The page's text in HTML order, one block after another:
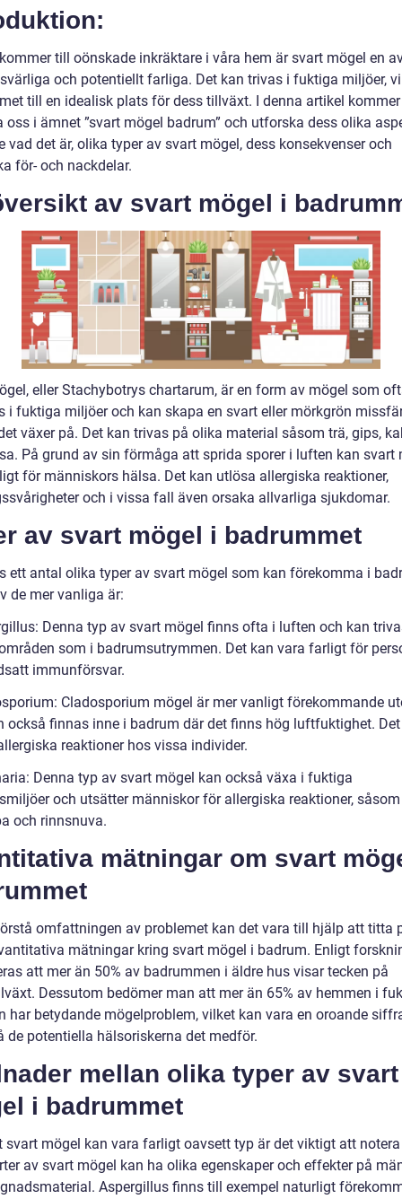
till oönskade inkräktare i våra hem är svart mögel en
och potentiellt farliga. Det kan trivas i fuktiga miljöer,
till en idealisk plats för dess tillväxt. I denna artikel
oss i ämnet ”svart mögel badrum” och utforska dess olika
vad det är, olika typer av svart mögel, dess konsekvenser och
för- och nackdelar.
av svart mögel i
eller Stachybotrys chartarum, är en form av mögel som
i fuktiga miljöer och kan skapa en svart eller mörkgrön
växer på. Det kan trivas på olika material såsom trä, gips,
På grund av sin förmåga att sprida sporer i luften kan svart
för människors hälsa. Det kan utlösa allergiska reaktioner,
och i vissa fall även orsaka allvarliga sjukdomar.
av svart mögel i badrummet
ett antal olika typer av svart mögel som kan förekomma i
de mer vanliga är:
Denna typ av svart mögel finns ofta i luften och kan
som i badrumsutrymmen. Det kan vara farligt för
immunförsvar.
Cladosporium mögel är mer vanligt förekommande
också finnas inne i badrum där det finns hög luftfuktighet.
reaktioner hos vissa individer.
Denna typ av svart mögel kan också växa i fuktiga
och utsätter människor för allergiska reaktioner, såsom
och rinnsnuva.
mätningar om svart
omfattningen av problemet kan det vara till hjälp att titta
mätningar kring svart mögel i badrum. Enligt
att mer än 50% av badrummen i äldre hus visar tecken på
Dessutom bedömer man att mer än 65% av hemmen i
har betydande mögelproblem, vilket kan vara en oroande
de potentiella hälsoriskerna det medför.
mellan olika typer av svart
i badrummet
svart mögel kan vara farligt oavsett typ är det viktigt att
av svart mögel kan ha olika egenskaper och effekter på
Aspergillus finns till exempel naturligt